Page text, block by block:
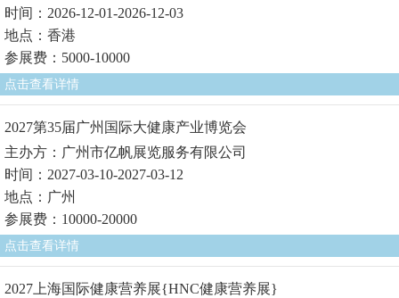
时间：2026-12-01-2026-12-03
地点：香港
参展费：5000-10000
点击查看详情
2027第35届广州国际大健康产业博览会
主办方：广州市亿帆展览服务有限公司
时间：2027-03-10-2027-03-12
地点：广州
参展费：10000-20000
点击查看详情
2027上海国际健康营养展{HNC健康营养展}